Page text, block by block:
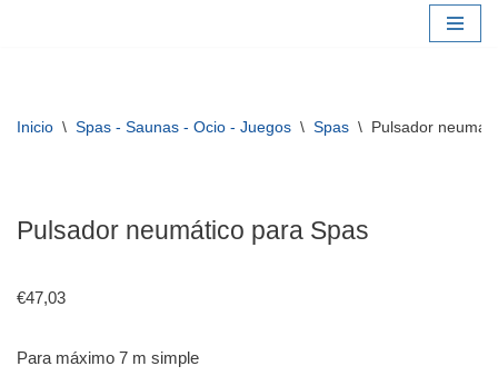
Inicio \ Spas - Saunas - Ocio - Juegos \ Spas \ Pulsador
Pulsador neumático para Spas
€47,03
Para máximo 7 m simple